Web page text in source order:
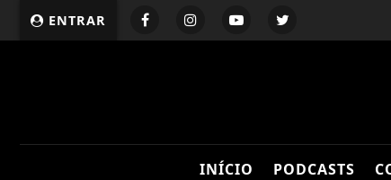
ENTRAR
INÍCIO PODCASTS